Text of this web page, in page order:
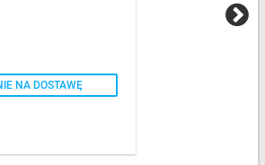
NA DOSTAWĘ